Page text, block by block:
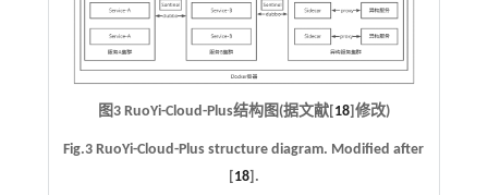
图3 RuoYi-Cloud-Plus结构图(据文献[18]修改)
Fig.3 RuoYi-Cloud-Plus structure diagram. Modified after
[18].